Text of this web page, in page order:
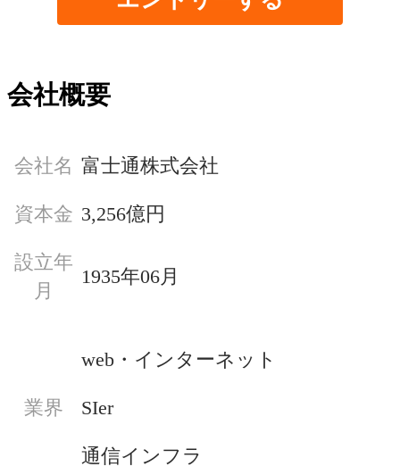
会社概要
会社名 富士通株式会社
資本金 3,256億円
設立年
月
1935年06月
業界
web・インターネット
SIer
通信インフラ